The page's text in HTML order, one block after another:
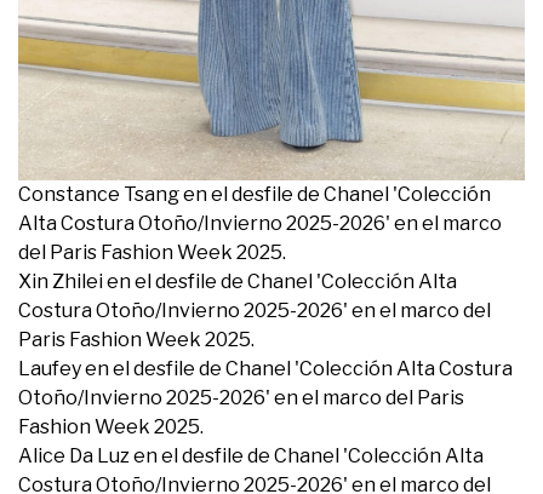
Constance Tsang en el desfile de Chanel 'Colección
Alta Costura Otoño/Invierno 2025-2026' en el marco
del Paris Fashion Week 2025.
Xin Zhilei en el desfile de Chanel 'Colección Alta
Costura Otoño/Invierno 2025-2026' en el marco del
Paris Fashion Week 2025.
Laufey en el desfile de Chanel 'Colección Alta Costura
Otoño/Invierno 2025-2026' en el marco del Paris
Fashion Week 2025.
Alice Da Luz en el desfile de Chanel 'Colección Alta
Costura Otoño/Invierno 2025-2026' en el marco del